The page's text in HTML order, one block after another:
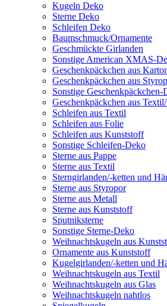
Kugeln Deko
Sterne Deko
Schleifen Deko
Baumschmuck/Ornamente
Geschmückte Girlanden
Sonstige American XMAS-
Geschenkpäckchen aus
Geschenkpäckchen aus
Sonstige Geschenkpäckchen-
Geschenkpäckchen aus
Schleifen aus Textil
Schleifen aus Folie
Schleifen aus Kunststoff
Sonstige Schleifen-Deko
Sterne aus Pappe
Sterne aus Textil
Sterngirlanden/-ketten und
Sterne aus Styropor
Sterne aus Metall
Sterne aus Kunststoff
Sputniksterne
Sonstige Sterne-Deko
Weihnachtskugeln aus
Ornamente aus Kunststoff
Kugelgirlanden/-ketten und
Weihnachtskugeln aus Textil
Weihnachtskugeln aus Glas
Weihnachtskugeln nahtlos